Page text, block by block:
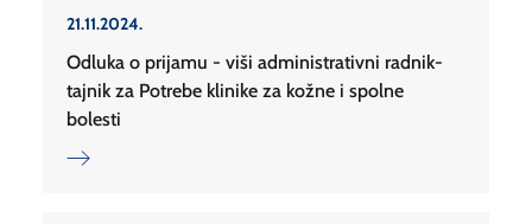
21.11.2024.
Odluka o prijamu - viši administrativni radnik-
tajnik za Potrebe klinike za kožne i spolne
bolesti